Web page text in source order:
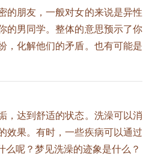
的朋友，一般对女的来说是异性
的男同学。整体的意思预示了你
，化解他们的矛盾。也有可能是
，达到舒适的状态。洗澡可以消
效果。有时，一些疾病可以通过
呢？梦见洗澡的迹象是什么？